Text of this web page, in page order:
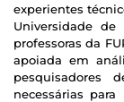
experientes
Universidade
professoras da
apoiada em
pesquisadores
necessárias